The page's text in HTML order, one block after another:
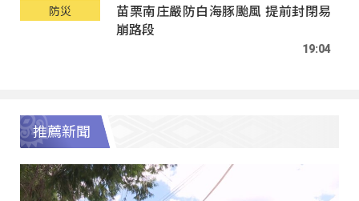
防災
苗栗南庄嚴防白海豚颱風 提前封閉易
崩路段
19:04
推薦新聞